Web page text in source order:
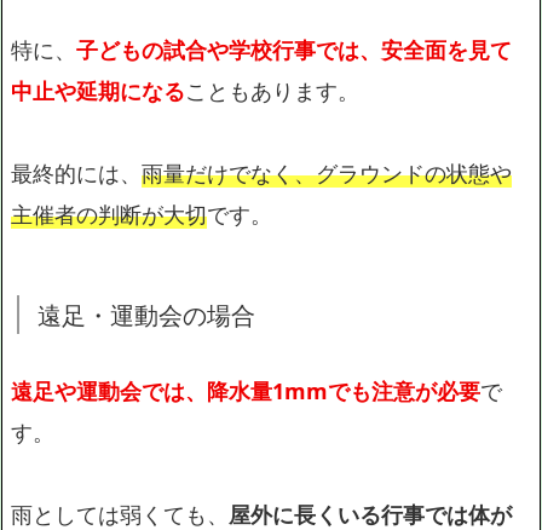
特に、 子どもの試合や学校行事では、安全面を見て
中止や延期になることもあります。
最終的には、 雨量だけでなく、グラウンドの状態や
主催者の判断が大切です。
遠足・運動会の場合
遠足や運動会では、降水量1mmでも注意が必要で
す。
雨としては弱くても、 屋外に長くいる行事では体が